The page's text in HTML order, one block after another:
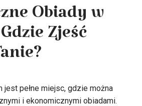
Obiady w
Zjeść
jest pełne miejsc, gdzie można
i ekonomicznymi obiadami.